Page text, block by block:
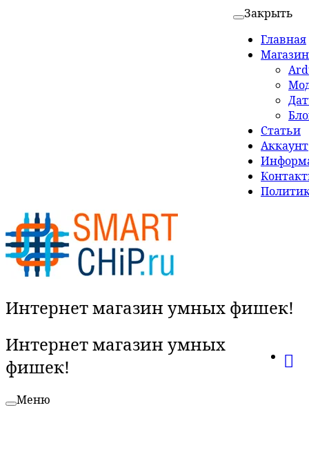
Закрыть
Главная
Магазин
Статьи
Аккаунт
Интернет магазин умных фишек!
Интернет магазин умных
фишек!
Меню